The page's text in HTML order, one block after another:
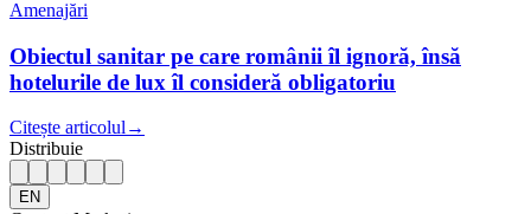
Amenajări
Obiectul sanitar pe care românii îl ignoră, însă
hotelurile de lux îl consideră obligatoriu
Citește articolul →
Distribuie
EN